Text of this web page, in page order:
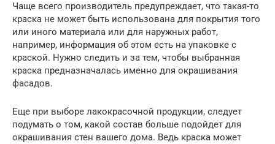
Чаще всего производитель предупреждает, что такая-то
краска не может быть использована для покрытия того
или иного материала или для наружных работ,
например, информация об этом есть на упаковке с
краской. Нужно следить и за тем, чтобы выбранная
краска предназначалась именно для окрашивания
фасадов.
Еще при выборе лакокрасочной продукции, следует
подумать о том, какой состав больше подойдет для
окрашивания стен вашего дома. Ведь краска может